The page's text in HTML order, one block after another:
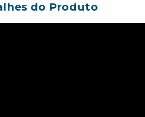
do Produto